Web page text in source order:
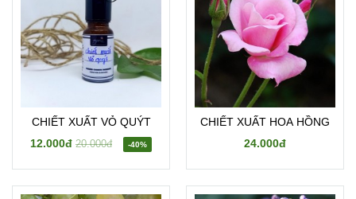
CHIẾT XUẤT VỎ QUÝT
12.000đ 20.000đ -40%
CHIẾT XUẤT HOA HỒNG
24.000đ